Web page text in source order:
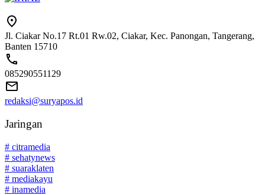
Jl. Ciakar No.17 Rt.01 Rw.02, Ciakar, Kec. Panongan, Tangerang,
Banten 15710
085290551129
redaksi@suryapos.id
Jaringan
# citramedia
# sehatynews
# suaraklaten
# mediakayu
# inamedia